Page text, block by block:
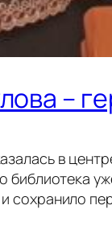
–
в
библиотека
сохранило